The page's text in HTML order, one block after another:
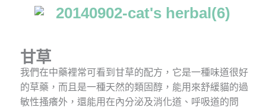
甘草
我們在中藥裡常可看到甘草的配方，它是一種味道很好
的草藥，而且是一種天然的類固醇，能用來舒緩貓的過
敏性搔癢外，還能用在內分泌及消化道、呼吸道的問